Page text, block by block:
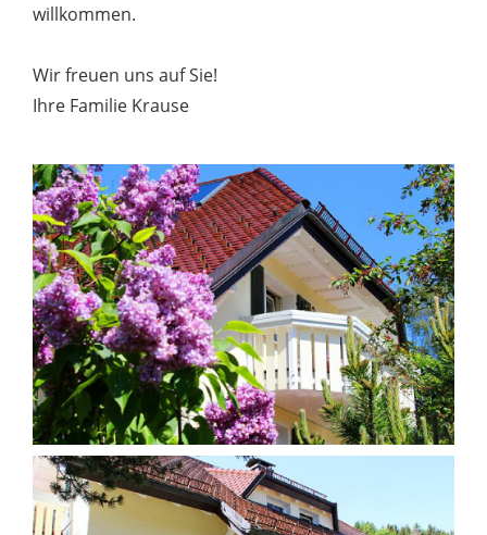
willkommen.
Wir freuen uns auf Sie!
Ihre Familie Krause